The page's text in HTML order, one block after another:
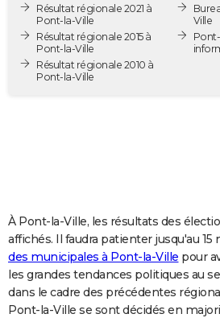
Destinations
City break
Voyage nature
Voyage de noces
Forum
PHOTO
GUIDES D'ACHAT
BONS PLANS
COPAINS D'AVANT
S'inscrire
Se connecter
Lycées
Collèges
Primaires
Universités
Entreprises
Service militaire
Avis de recherche
FORUM
Bricolage
Lifestyle
Culture
Sport
Auto
Television
Voyage
Cinema
Résultat régionale 2021 à
Pont-la-Ville
Résultat régionale 2015 à
Pont-la-Ville
Résultat régionale 2010 à
Pont-la-Ville
Ville
À Pont-la-Ville, les résultats des
affichés. Il faudra patienter jusqu'au 15
des municipales à Pont-la-Ville pour
les grandes tendances politiques au
dans le cadre des précédentes
Pont-la-Ville se sont décidés en